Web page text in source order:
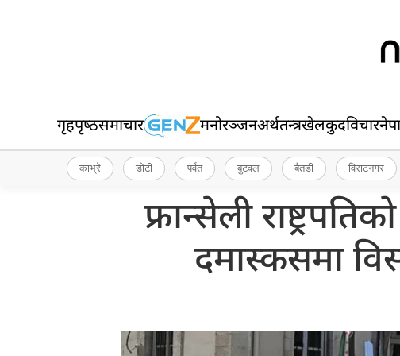
गृहपृष्‍ठसमाचार मनोरञ्जनअर्थतन्त्रखेलकुदविचार
काभ्रे डोटी पर्वत बुटवल बैतडी विराटनगर
फ्रान्सेली
दमास्कसमा